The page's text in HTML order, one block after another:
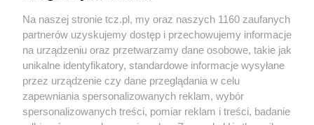
O FIRMIE POLITYKA PRYWATNOŚCI HOSTING
Na naszej stronie tcz.pl, my oraz naszych 1160 zaufanych
partnerów uzyskujemy dostęp i przechowujemy informacje
na urządzeniu oraz przetwarzamy dane osobowe, takie jak
unikalne identyfikatory, standardowe informacje wysyłane
przez urządzenie czy dane przeglądania w celu
zapewniania spersonalizowanych reklam, wybór
spersonalizowanych treści, pomiar reklam i treści, badanie